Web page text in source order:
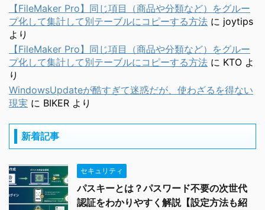
【FileMaker Pro】同じ項目（商品や分類など）をグルー
プ化して集計して別テーブルにコピーする方法 に joytips
より
【FileMaker Pro】同じ項目（商品や分類など）をグルー
プ化して集計して別テーブルにコピーする方法 に KTO よ
り
WindowsUpdateが酷すぎて迷惑だが、使わざるを得ない
現実 に BIKER より
新着記事
セキュリティ
パスキーとは？パスワード不要の次世代
認証をわかりやすく解説【設定方法も紹